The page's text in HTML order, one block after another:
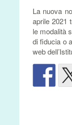
La nuova
aprile 2021
le modalità
di fiducia o
web